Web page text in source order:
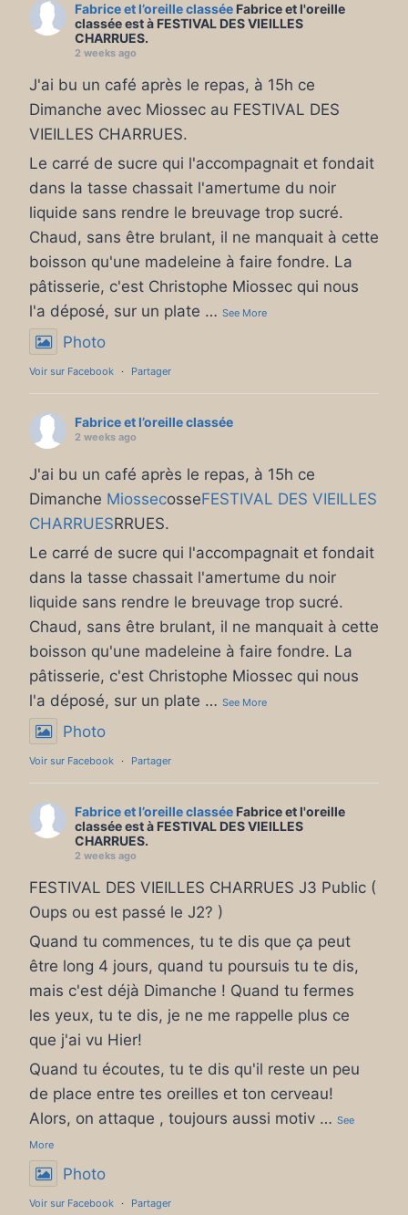
Fabrice et l’oreille classée Fabrice et l'oreille
classée est à FESTIVAL DES VIEILLES
CHARRUES.
2 weeks ago
J'ai bu un café après le repas, à 15h ce
Dimanche avec Miossec au FESTIVAL DES
VIEILLES CHARRUES.
Le carré de sucre qui l'accompagnait et fondait
dans la tasse chassait l'amertume du noir
liquide sans rendre le breuvage trop sucré.
Chaud, sans être brulant, il ne manquait à cette
boisson qu'une madeleine à faire fondre. La
pâtisserie, c'est Christophe Miossec qui nous
l'a déposé, sur un plate … See More
Photo
Voir sur Facebook · Partager
Fabrice et l’oreille classée
2 weeks ago
J'ai bu un café après le repas, à 15h ce
Dimanche MiossecosseFESTIVAL DES VIEILLES
CHARRUESRRUES.
Le carré de sucre qui l'accompagnait et fondait
dans la tasse chassait l'amertume du noir
liquide sans rendre le breuvage trop sucré.
Chaud, sans être brulant, il ne manquait à cette
boisson qu'une madeleine à faire fondre. La
pâtisserie, c'est Christophe Miossec qui nous
l'a déposé, sur un plate … See More
Photo
Voir sur Facebook · Partager
Fabrice et l’oreille classée Fabrice et l'oreille
classée est à FESTIVAL DES VIEILLES
CHARRUES.
2 weeks ago
FESTIVAL DES VIEILLES CHARRUES J3 Public (
Oups ou est passé le J2? )
Quand tu commences, tu te dis que ça peut
être long 4 jours, quand tu poursuis tu te dis,
mais c'est déjà Dimanche ! Quand tu fermes
les yeux, tu te dis, je ne me rappelle plus ce
que j'ai vu Hier!
Quand tu écoutes, tu te dis qu'il reste un peu
de place entre tes oreilles et ton cerveau!
Alors, on attaque , toujours aussi motiv … See
More
Photo
Voir sur Facebook · Partager